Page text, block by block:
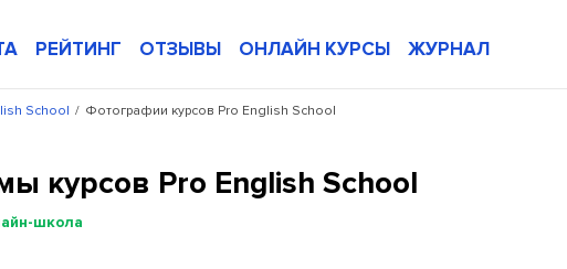
РЕЙТИНГ ОТЗЫВЫ ОНЛАЙН КУРСЫ ЖУРНАЛ
/
School Фотографии курсов Pro English School
курсов Pro English School
школа